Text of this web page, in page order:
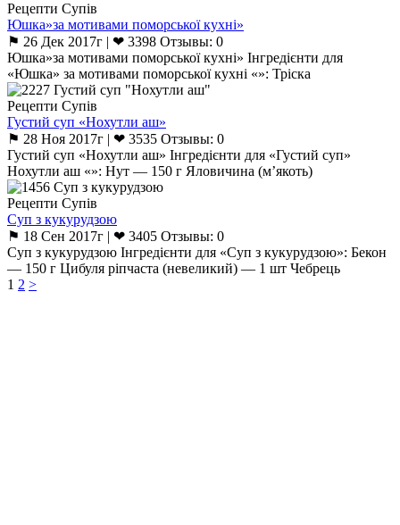
Рецепти Супів
Юшка»за мотивами поморської кухні»
⚑ 26 Дек 2017г | ❤ 3398 Отзывы: 0
Юшка»за мотивами поморської кухні» Інгредієнти для
«Юшка» за мотивами поморської кухні «»: Тріска
Рецепти Супів
Густий суп «Нохутли аш»
⚑ 28 Ноя 2017г | ❤ 3535 Отзывы: 0
Густий суп «Нохутли аш» Інгредієнти для «Густий суп»
Нохутли аш «»: Нут — 150 г Яловичина (м’якоть)
Рецепти Супів
Суп з кукурудзою
⚑ 18 Сен 2017г | ❤ 3405 Отзывы: 0
Суп з кукурудзою Інгредієнти для «Суп з кукурудзою»: Бекон
— 150 г Цибуля ріпчаста (невеликий) — 1 шт Чебрець
1 2 >